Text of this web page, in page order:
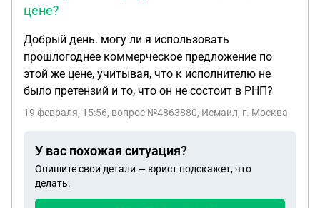
цене?
Добрый день. могу ли я использовать
прошлогоднее коммерческое предложение по
этой же цене, учитывая, что к исполнителю не
было претензий и то, что он не состоит в РНП?
19 февраля, 15:56, вопрос №4863880, Исмаил, г. Москва
У вас похожая ситуация?
Опишите свои детали — юрист подскажет, что
делать.